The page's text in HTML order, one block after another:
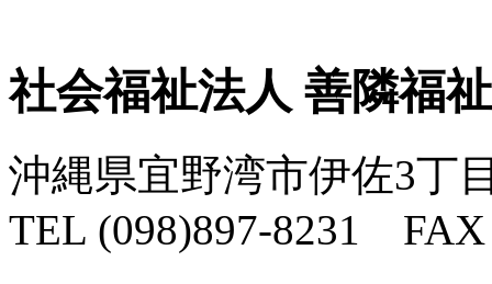
社会福祉法人 善隣福
沖縄県宜野湾市伊佐3丁
TEL (098)897-8231 FAX